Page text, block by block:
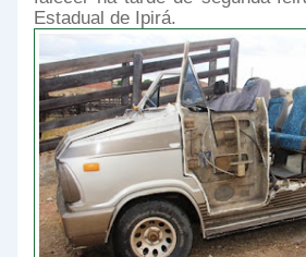
Estadual de Ipirá.